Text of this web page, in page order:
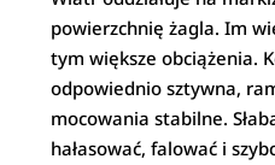
powierzchnię żagla. Im
tym większe obciążenia.
odpowiednio sztywna,
mocowania stabilne.
hałasować, falować i